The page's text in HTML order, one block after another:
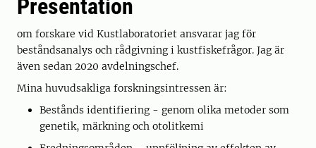
Presentation
om forskare vid Kustlaboratoriet ansvarar jag för
beståndsanalys och rådgivning i kustfiskefrågor. Jag är
även sedan 2020 avdelningschef.
Mina huvudsakliga forskningsintressen är:
Bestånds identifiering - genom olika metoder som
genetik, märkning och otolitkemi